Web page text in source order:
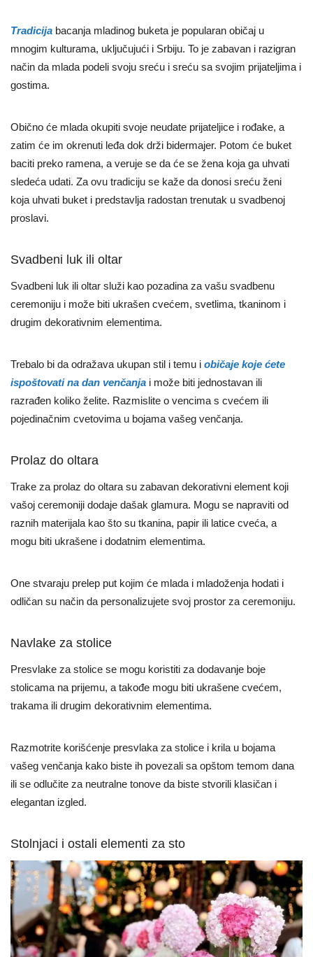
Tradicija bacanja mladinog buketa je popularan običaj u
mnogim kulturama, uključujući i Srbiju. To je zabavan i razigran
način da mlada podeli svoju sreću i sreću sa svojim prijateljima i
gostima.
Obično će mlada okupiti svoje neudate prijateljice i rođake, a
zatim će im okrenuti leđa dok drži bidermajer. Potom će buket
baciti preko ramena, a veruje se da će se žena koja ga uhvati
sledeća udati. Za ovu tradiciju se kaže da donosi sreću ženi
koja uhvati buket i predstavlja radostan trenutak u svadbenoj
proslavi.
Svadbeni luk ili oltar
Svadbeni luk ili oltar služi kao pozadina za vašu svadbenu
ceremoniju i može biti ukrašen cvećem, svetlima, tkaninom i
drugim dekorativnim elementima.
Trebalo bi da odražava ukupan stil i temu i običaje koje ćete
ispoštovati na dan venčanja i može biti jednostavan ili
razrađen koliko želite. Razmislite o vencima s cvećem ili
pojedinačnim cvetovima u bojama vašeg venčanja.
Prolaz do oltara
Trake za prolaz do oltara su zabavan dekorativni element koji
vašoj ceremoniji dodaje dašak glamura. Mogu se napraviti od
raznih materijala kao što su tkanina, papir ili latice cveća, a
mogu biti ukrašene i dodatnim elementima.
One stvaraju prelep put kojim će mlada i mladoženja hodati i
odličan su način da personalizujete svoj prostor za ceremoniju.
Navlake za stolice
Presvlake za stolice se mogu koristiti za dodavanje boje
stolicama na prijemu, a takođe mogu biti ukrašene cvećem,
trakama ili drugim dekorativnim elementima.
Razmotrite korišćenje presvlaka za stolice i krila u bojama
vašeg venčanja kako biste ih povezali sa opštom temom dana
ili se odlučite za neutralne tonove da biste stvorili klasičan i
elegantan izgled.
Stolnjaci i ostali elementi za sto